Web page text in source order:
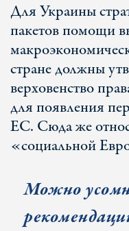
Для Украины
пакетов помощи
стране должны
верховенство
для появления
ЕС. Сюда же
«социальной
Можно